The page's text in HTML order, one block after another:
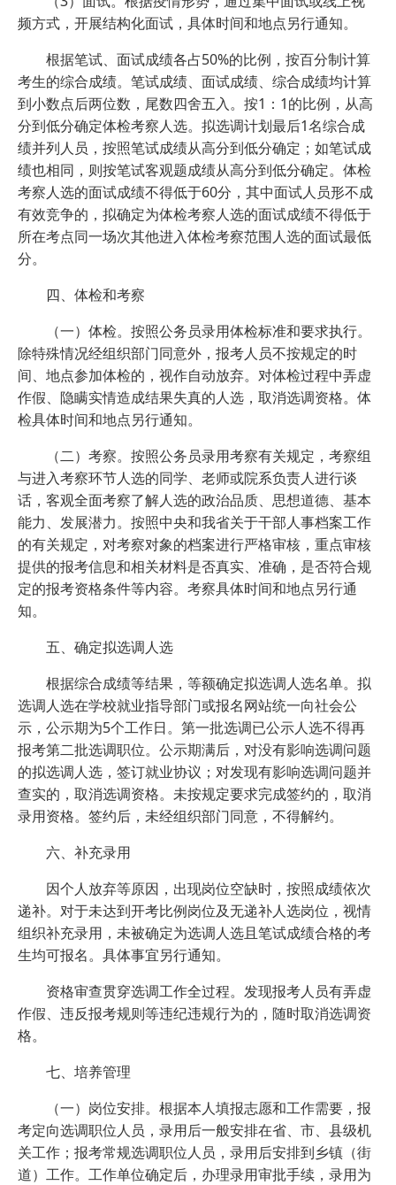
频方式，开展结构化面试，具体时间和地点另行通知。
根据笔试、面试成绩各占50%的比例，按百分制计算
考生的综合成绩。笔试成绩、面试成绩、综合成绩均计算
到小数点后两位数，尾数四舍五入。按1：1的比例，从高
分到低分确定体检考察人选。拟选调计划最后1名综合成
绩并列人员，按照笔试成绩从高分到低分确定；如笔试成
绩也相同，则按笔试客观题成绩从高分到低分确定。体检
考察人选的面试成绩不得低于60分，其中面试人员形不成
有效竞争的，拟确定为体检考察人选的面试成绩不得低于
所在考点同一场次其他进入体检考察范围人选的面试最低
分。
四、体检和考察
（一）体检。按照公务员录用体检标准和要求执行。
除特殊情况经组织部门同意外，报考人员不按规定的时
间、地点参加体检的，视作自动放弃。对体检过程中弄虚
作假、隐瞒实情造成结果失真的人选，取消选调资格。体
检具体时间和地点另行通知。
（二）考察。按照公务员录用考察有关规定，考察组
与进入考察环节人选的同学、老师或院系负责人进行谈
话，客观全面考察了解人选的政治品质、思想道德、基本
能力、发展潜力。按照中央和我省关于干部人事档案工作
的有关规定，对考察对象的档案进行严格审核，重点审核
提供的报考信息和相关材料是否真实、准确，是否符合规
定的报考资格条件等内容。考察具体时间和地点另行通
知。
五、确定拟选调人选
根据综合成绩等结果，等额确定拟选调人选名单。拟
选调人选在学校就业指导部门或报名网站统一向社会公
示，公示期为5个工作日。第一批选调已公示人选不得再
报考第二批选调职位。公示期满后，对没有影响选调问题
的拟选调人选，签订就业协议；对发现有影响选调问题并
查实的，取消选调资格。未按规定要求完成签约的，取消
录用资格。签约后，未经组织部门同意，不得解约。
六、补充录用
因个人放弃等原因，出现岗位空缺时，按照成绩依次
递补。对于未达到开考比例岗位及无递补人选岗位，视情
组织补充录用，未被确定为选调人选且笔试成绩合格的考
生均可报名。具体事宜另行通知。
资格审查贯穿选调工作全过程。发现报考人员有弄虚
作假、违反报考规则等违纪违规行为的，随时取消选调资
格。
七、培养管理
（一）岗位安排。根据本人填报志愿和工作需要，报
考定向选调职位人员，录用后一般安排在省、市、县级机
关工作；报考常规选调职位人员，录用后安排到乡镇（街
道）工作。工作单位确定后，办理录用审批手续，录用为